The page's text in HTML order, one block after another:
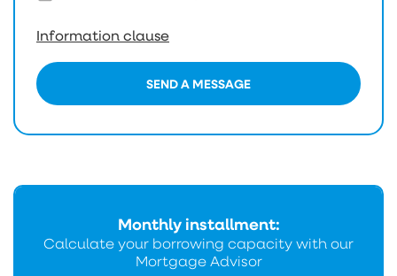
Information clause
SEND A MESSAGE
Monthly installment:
Calculate your borrowing capacity with our
Mortgage Advisor